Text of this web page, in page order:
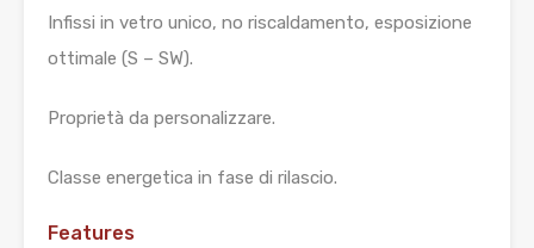
Infissi in vetro unico, no riscaldamento, esposizione
ottimale (S – SW).
Proprietà da personalizzare.
Classe energetica in fase di rilascio.
Features